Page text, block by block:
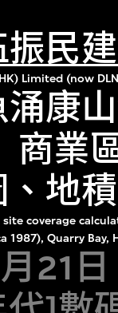
民
Limited (now
涌康
商業
地
coverage
1987), Quarry Bay,
21